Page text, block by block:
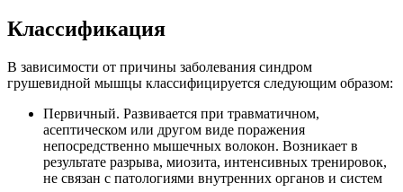
Классификация
В зависимости от причины заболевания синдром
грушевидной мышцы классифицируется следующим образом:
Первичный. Развивается при травматичном,
асептическом или другом виде поражения
непосредственно мышечных волокон. Возникает в
результате разрыва, миозита, интенсивных тренировок,
не связан с патологиями внутренних органов и систем